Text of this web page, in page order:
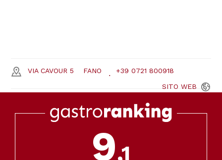
VIA CAVOUR 5 FANO +39 0721 800918
SITO WEB
9,1